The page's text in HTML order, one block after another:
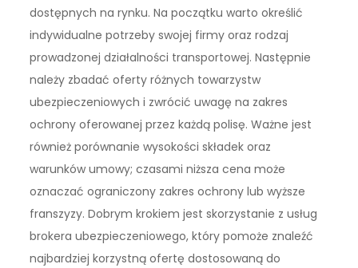
dostępnych na rynku. Na początku warto określić
indywidualne potrzeby swojej firmy oraz rodzaj
prowadzonej działalności transportowej. Następnie
należy zbadać oferty różnych towarzystw
ubezpieczeniowych i zwrócić uwagę na zakres
ochrony oferowanej przez każdą polisę. Ważne jest
również porównanie wysokości składek oraz
warunków umowy; czasami niższa cena może
oznaczać ograniczony zakres ochrony lub wyższe
franszyzy. Dobrym krokiem jest skorzystanie z usług
brokera ubezpieczeniowego, który pomoże znaleźć
najbardziej korzystną ofertę dostosowaną do